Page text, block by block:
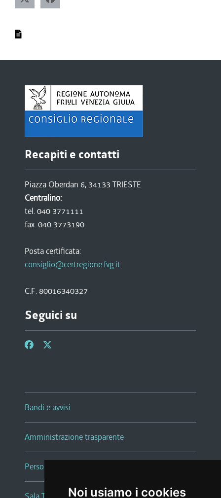
Noi usiamo i cookies
Recapiti e contatti
Piazza Oberdan 6, 34133 TRIESTE
Centralino:
tel. 040 3771111
fax. 040 3773190
Posta certificata:
consiglio@certregione.fvg.it
C.F. 80016340327
Seguici su
Bandi e avvisi
Amministrazione trasparente
Persone e Uffici